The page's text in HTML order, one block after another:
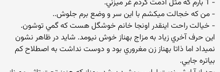
- 1 بارم كه مثل آدمت كردم غر ميزني.
- من كه خجالت ميكشم با اين سر و وضع برم جلوش..
- خيالت راحت اينقدر اونجا خانم خوشگل هست كه گمي توشون.
اين حرف آخري زياد به مزاج بهناز خوش نيومد. شايد در ظاهر نشون
نميداد اما ذاتا بهناز زن مغروري بود و دوست نداشت به اصطلاح كم
بياتره جايي.